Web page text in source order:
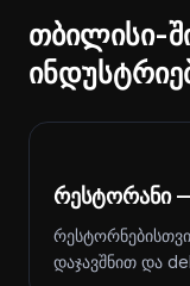
თბილისი-
რესტორანი
დაჯავშნით და